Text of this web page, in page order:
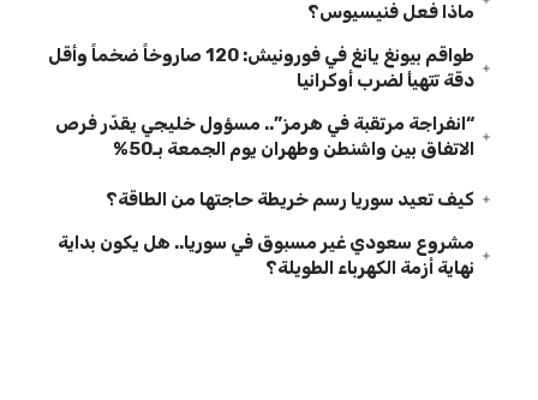
ماذا فعل فنيسيوس؟
طواقم بيونغ يانغ في فورونيش: 120 صاروخاً ضخماً وأقل
دقة تتهيأ لضرب أوكرانيا
“انفراجة مرتقبة في هرمز”.. مسؤول خليجي يقدّر فرص
الاتفاق بين واشنطن وطهران يوم الجمعة بـ50%
كيف تعيد سوريا رسم خريطة حاجتها من الطاقة؟
مشروع سعودي غير مسبوق في سوريا.. هل يكون بداية
نهاية أزمة الكهرباء الطويلة؟